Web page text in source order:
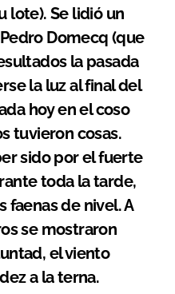
lote). Se lidió un
Domecq (que
la pasada
la luz al final del
hoy en el coso
tuvieron cosas.
sido por el fuerte
toda la tarde,
faenas de nivel. A
se mostraron
el viento
a la terna.